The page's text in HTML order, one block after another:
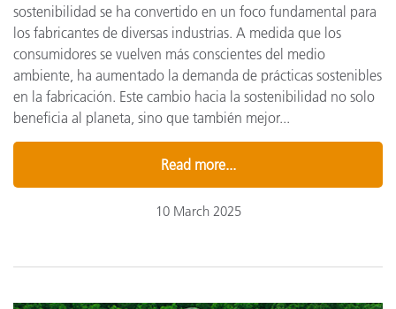
sostenibilidad se ha convertido en un foco fundamental para
los fabricantes de diversas industrias. A medida que los
consumidores se vuelven más conscientes del medio
ambiente, ha aumentado la demanda de prácticas sostenibles
en la fabricación. Este cambio hacia la sostenibilidad no solo
beneficia al planeta, sino que también mejor...
Read more...
10 March 2025